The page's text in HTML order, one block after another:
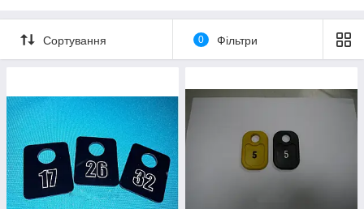
Сортування 0 Фільтри